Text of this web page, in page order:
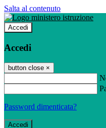
Salta al contenuto
Accedi
Accedi
button close ×
Password dimenticata?